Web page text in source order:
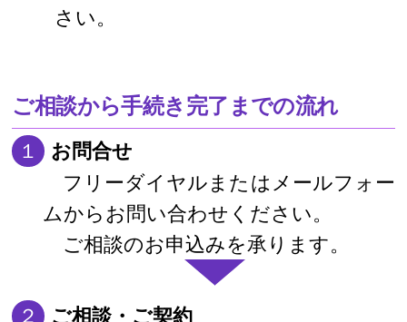
さい。
ご相談から手続き完了までの流れ
１
お問合せ
フリーダイヤルまたはメールフォー
ムからお問い合わせください。
ご相談のお申込みを承ります。
２
ご相談・ご契約